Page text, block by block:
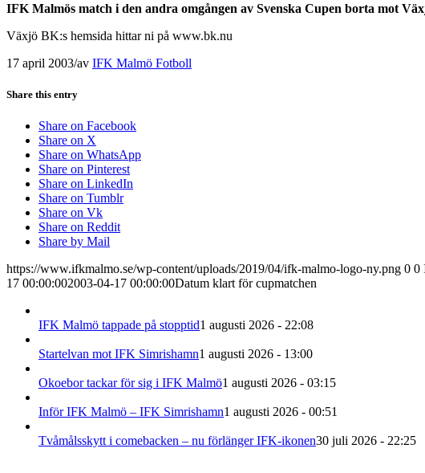
IFK Malmös match i den andra omgången av Svenska Cupen borta mot
Växjö BK:s hemsida hittar ni på www.bk.nu
17 april 2003/av IFK Malmö Fotboll
Share this entry
Share on Facebook
Share on X
Share on WhatsApp
Share on Pinterest
Share on LinkedIn
Share on Tumblr
Share on Vk
Share on Reddit
Share by Mail
https://www.ifkmalmo.se/wp-content/uploads/2019/04/ifk-malmo-logo-ny.png 0 0
17 00:00:002003-04-17 00:00:00Datum klart för cupmatchen
IFK Malmö tappade på stopptid1 augusti 2026 - 22:08
Startelvan mot IFK Simrishamn1 augusti 2026 - 13:00
Okoebor tackar för sig i IFK Malmö1 augusti 2026 - 03:15
Inför IFK Malmö – IFK Simrishamn1 augusti 2026 - 00:51
Tvåmålsskytt i comebacken – nu förlänger IFK-ikonen30 juli 2026 - 22:25